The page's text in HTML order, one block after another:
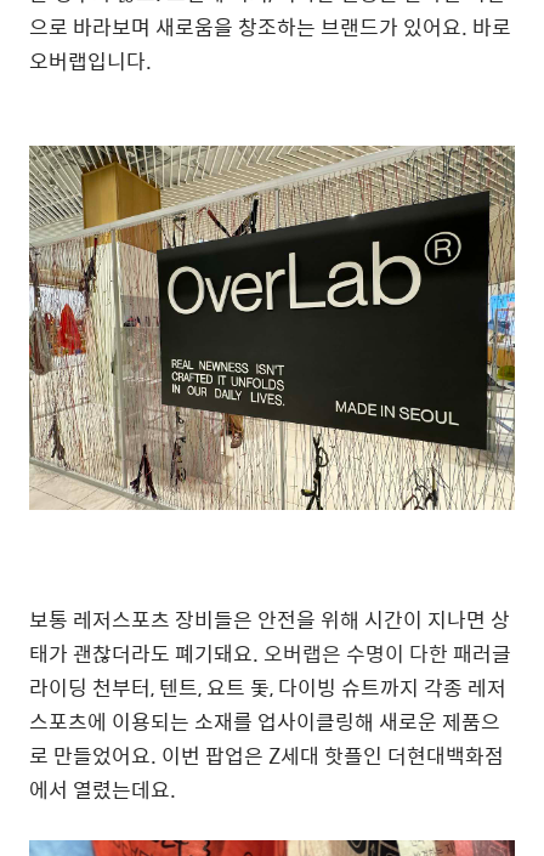
으로 바라보며 새로움을 창조하는 브랜드가 있어요. 바로
오버랩입니다.
보통 레저스포츠 장비들은 안전을 위해 시간이 지나면 상
태가 괜찮더라도 폐기돼요. 오버랩은 수명이 다한패러글
라이딩 천부터, 텐트, 요트 돛, 다이빙 슈트까지 각종 레저
스포츠에 이용되는 소재를 업사이클링해 새로운 제품으
로 만들었어요. 이번 팝업은 Z세대 핫플인 더현대백화점
에서 열렸는데요.